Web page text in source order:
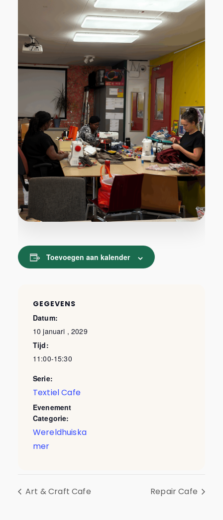
Toevoegen aan kalender
GEGEVENS
Datum:
10 januari , 2029
Tijd:
11:00-15:30
Serie:
Textiel Cafe
Evenement
Categorie:
Wereldhuiska
mer
Art & Craft Cafe Repair Cafe